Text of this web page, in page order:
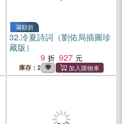
滿額折
32.冷夏詩詞（劉佑局插圖珍
藏版）
9
927
庫存：2